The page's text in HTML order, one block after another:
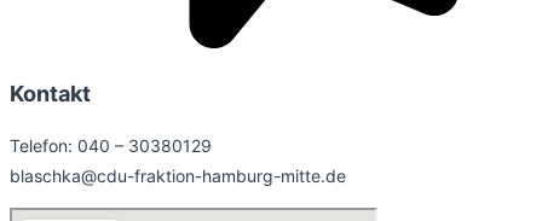
Kontakt
Telefon: 040 – 30380129
blaschka@cdu-fraktion-hamburg-mitte.de